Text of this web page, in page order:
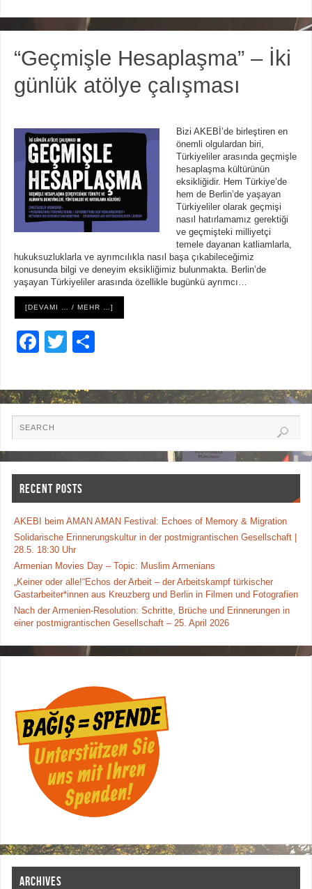
c
e
b
o
k
tt
er
ar
e
“Geçmişle Hesaplaşma” – İki
günlük atölye çalışması
Bizi AKEBİ’de birleştiren en
önemli olgulardan biri,
Türkiyeliler arasında geçmişle
hesaplaşma kültürünün
eksikliğidir. Hem Türkiye’de
hem de Berlin’de yaşayan
Türkiyeliler olarak geçmişi
nasıl hatırlamamız gerektiği
ve geçmişteki milliyetçi
temele dayanan katliamlarla,
hukuksuzluklarla ve ayrımcılıkla nasıl başa çıkabileceğimiz
konusunda bilgi ve deneyim eksikliğimiz bulunmakta. Berlin’de
yaşayan Türkiyeliler arasında özellikle bugünkü ayrımcı…
[DEVAMI … / MEHR …]
F
c
e
b
o
o
k
T
tt
er
ar
e
RECENT POSTS
AKEBI beim AMAN AMAN Festival: Echoes of Memory & Migration
Solidarische Erinnerungskultur in der postmigrantischen Gesellschaft |
28.5. 18:30 Uhr
Armenian Movies Day – Topic: Muslim Armenians
„Keiner oder alle!“Echos der Arbeit – der Arbeitskampf türkischer
Gastarbeiter*innen aus Kreuzberg und Berlin in Filmen und Fotografien
Nach der Armenien-Resolution: Schritte, Brüche und Erinnerungen in
einer postmigrantischen Gesellschaft – 25. April 2026
ARCHIVES